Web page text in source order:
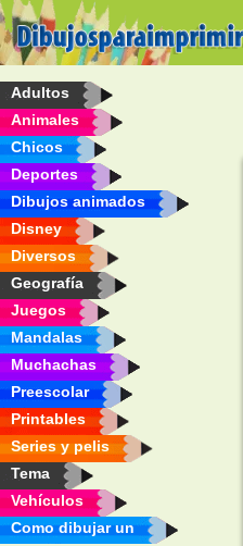
Adultos
Animales
Chicos
Deportes
Dibujos animados
Disney
Diversos
Geografía
Juegos
Mandalas
Muchachas
Preescolar
Printables
Series y pelis
Tema
Vehículos
Como dibujar un